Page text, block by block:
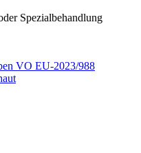
Spezialbehandlung
VO EU-2023/988